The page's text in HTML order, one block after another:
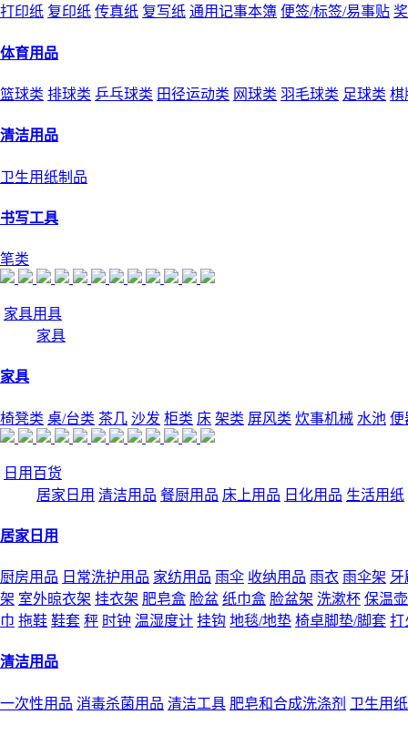
打印纸 复印纸 传真纸 复写纸 通用记事本簿 便签/标签/易事贴
体育用品
篮球类 排球类 乒乓球类 田径运动类 网球类 羽毛球类 足球类 棋
清洁用品
卫生用纸制品
书写工具
笔类
家具用具
家具
家具
椅凳类 桌/台类 茶几 沙发 柜类 床 架类 屏风类 炊事机械 水池 便
日用百货
居家日用 清洁用品 餐厨用品 床上用品 日化用品 生活用纸
居家日用
厨房用品 日常洗护用品 家纺用品 雨伞 收纳用品 雨衣 雨伞架 牙
架 室外晾衣架 挂衣架 肥皂盒 脸盆 纸巾盒 脸盆架 洗漱杯 保温
巾 拖鞋 鞋套 秤 时钟 温湿度计 挂钩 地毯/地垫 椅卓脚垫/脚套 打
清洁用品
一次性用品 消毒杀菌用品 清洁工具 肥皂和合成洗涤剂 卫生用